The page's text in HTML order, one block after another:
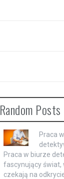
Random Posts
Praca
Praca w biurze
fascynujący
czekają na